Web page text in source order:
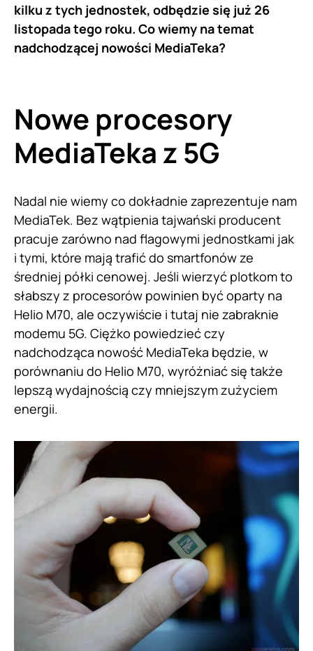
kilku z tych jednostek, odbędzie się już 26
listopada tego roku. Co wiemy na temat
nadchodzącej nowości MediaTeka?
Nowe procesory
MediaTeka z 5G
Nadal nie wiemy co dokładnie zaprezentuje nam
MediaTek. Bez wątpienia tajwański producent
pracuje zarówno nad flagowymi jednostkami jak
i tymi, które mają trafić do smartfonów ze
średniej półki cenowej. Jeśli wierzyć plotkom to
słabszy z procesorów powinien być oparty na
Helio M70, ale oczywiście i tutaj nie zabraknie
modemu 5G. Ciężko powiedzieć czy
nadchodząca nowość MediaTeka będzie, w
porównaniu do Helio M70, wyróżniać się także
lepszą wydajnością czy mniejszym zużyciem
energii.